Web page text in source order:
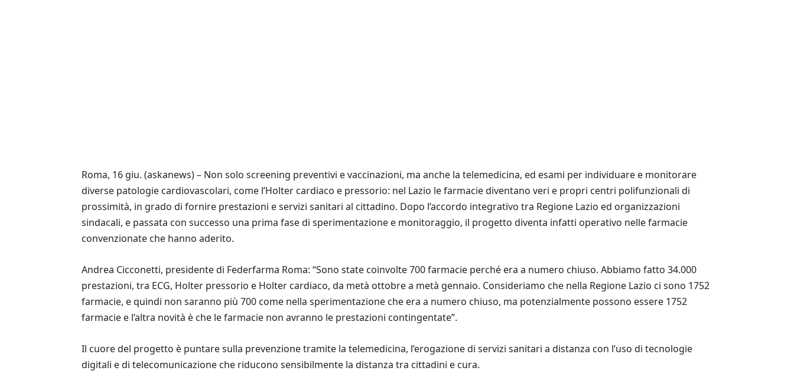
Roma, 16 giu. (askanews) – Non solo screening preventivi e vaccinazioni, ma anche la telemedicina, ed esami per individuare e monitorare
diverse patologie cardiovascolari, come l’Holter cardiaco e pressorio: nel Lazio le farmacie diventano veri e propri centri polifunzionali di
prossimità, in grado di fornire prestazioni e servizi sanitari al cittadino. Dopo l’accordo integrativo tra Regione Lazio ed organizzazioni
sindacali, e passata con successo una prima fase di sperimentazione e monitoraggio, il progetto diventa infatti operativo nelle farmacie
convenzionate che hanno aderito.
Andrea Cicconetti, presidente di Federfarma Roma: “Sono state coinvolte 700 farmacie perché era a numero chiuso. Abbiamo fatto 34.000
prestazioni, tra ECG, Holter pressorio e Holter cardiaco, da metà ottobre a metà gennaio. Consideriamo che nella Regione Lazio ci sono 1752
farmacie, e quindi non saranno più 700 come nella sperimentazione che era a numero chiuso, ma potenzialmente possono essere 1752
farmacie e l’altra novità è che le farmacie non avranno le prestazioni contingentate”.
Il cuore del progetto è puntare sulla prevenzione tramite la telemedicina, l’erogazione di servizi sanitari a distanza con l’uso di tecnologie
digitali e di telecomunicazione che riducono sensibilmente la distanza tra cittadini e cura.